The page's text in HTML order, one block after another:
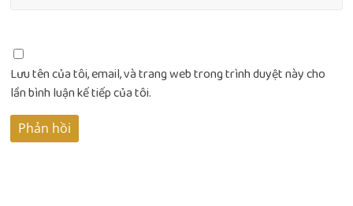
Lưu tên của tôi, email, và trang web trong trình duyệt này cho
lần bình luận kế tiếp của tôi.